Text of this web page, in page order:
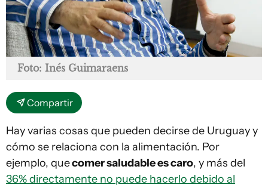
Foto: Inés Guimaraens
Compartir
Hay varias cosas que pueden decirse de Uruguay y
cómo se relaciona con la alimentación. Por
ejemplo, quecomer saludable es caro, y más del
36% directamente no puede hacerlo debido al